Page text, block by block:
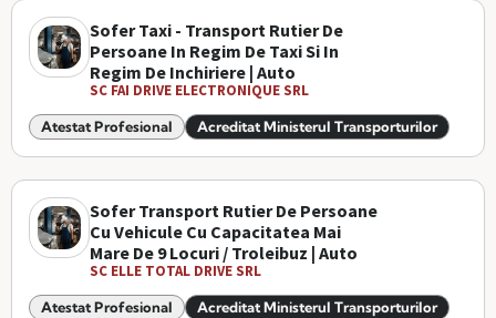
Sofer Taxi - Transport Rutier De
Persoane In Regim De Taxi Si In
Regim De Inchiriere | Auto
SC FAI DRIVE ELECTRONIQUE SRL
Atestat Profesional Acreditat Ministerul Transporturilor
Sofer Transport Rutier De Persoane
Cu Vehicule Cu Capacitatea Mai
Mare De 9 Locuri / Troleibuz | Auto
SC ELLE TOTAL DRIVE SRL
Atestat Profesional Acreditat Ministerul Transporturilor